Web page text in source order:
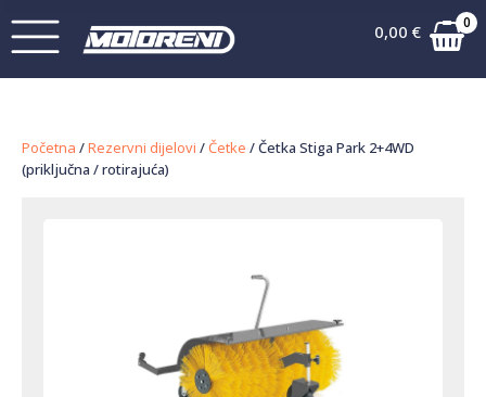
0,00 € 0
Početna /Rezervni dijelovi /Četke / Četka Stiga Park 2+4WD
(priključna / rotirajuća)